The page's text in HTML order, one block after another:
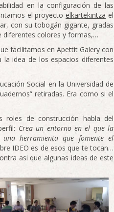
en la configuración de las
el proyectoelkartekintza el
con su tobogán gigante, gradas
diferentes colores y formas,…
facilitamos en Apettit Galery con
la idea de los espacios diferentes
Social en la Universidad de
retiradas. Era como si el
de construcción habla del
Crea un entorno en el que la
herramienta que fomente el
IDEO es de esos que te tocan…
asi que algunas ideas de este